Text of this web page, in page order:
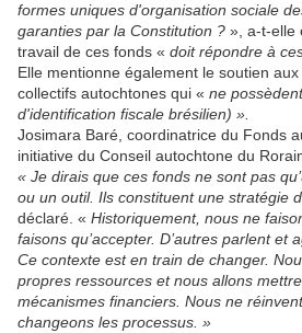
formes uniques d'organisation sociale
garanties par la Constitution ? », a-t-elle
travail de ces fonds « doit répondre à
Elle mentionne également le soutien
collectifs autochtones qui « ne
d'identification fiscale brésilien) ».
Josimara Baré, coordinatrice du Fonds
initiative du Conseil autochtone du
« Je dirais que ces fonds ne sont pas
ou un outil. Ils constituent une stratégie
déclaré. « Historiquement, nous ne
faisons qu’accepter. D’autres parlent et
Ce contexte est en train de changer.
propres ressources et nous allons
mécanismes financiers. Nous ne
changeons les processus. »